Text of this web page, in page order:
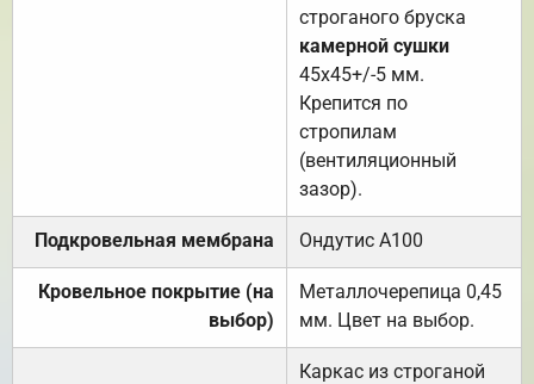
строганого бруска
камерной сушки
45х45+/-5 мм.
Крепится по
стропилам
(вентиляционный
зазор).
Подкровельная мембрана Ондутис А100
Кровельное покрытие (на
выбор)
Металлочерепица 0,45
мм. Цвет на выбор.
Каркас из строганой